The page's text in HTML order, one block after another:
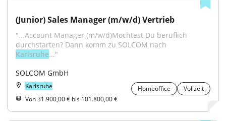
(Junior) Sales Manager (m/w/d) Vertrieb
"...Account Manager (m/w/d)Möchtest Du beruflich
Karlsruhe..."
SOLCOM GmbH
Karlsruhe Homeoffice
Vollzeit
Von 31.900,00 € bis 101.800,00 €